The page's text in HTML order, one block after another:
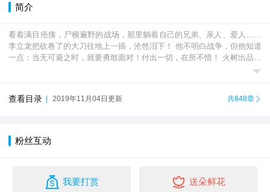
简介
看着满目疮痍，尸横遍野的战场，那里躺着自己的兄弟、亲人、爱人……
李立龙把砍卷了的大刀往地上一插，沧然泪下！ 他不明白战争，但他知道
一点：当无可避之时，就要勇敢面对！付出一切，在所不惜！ 火树出品，

查看目录 2019年11月04日更新 共848章 
粉丝互动
 我要打赏  送朵鲜花